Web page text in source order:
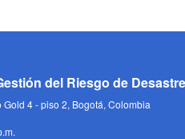
del Riesgo de
4 - piso 2, Bogotá, Colombia